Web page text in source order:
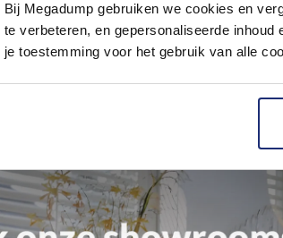
Bij Megadump gebruiken we cookies en
te verbeteren, en gepersonaliseerde
je toestemming voor het gebruik van alle